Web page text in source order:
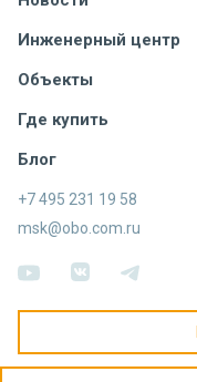
Инженерный центр
Объекты
Где купить
Блог
+7 495 231 19 58
msk@obo.com.ru